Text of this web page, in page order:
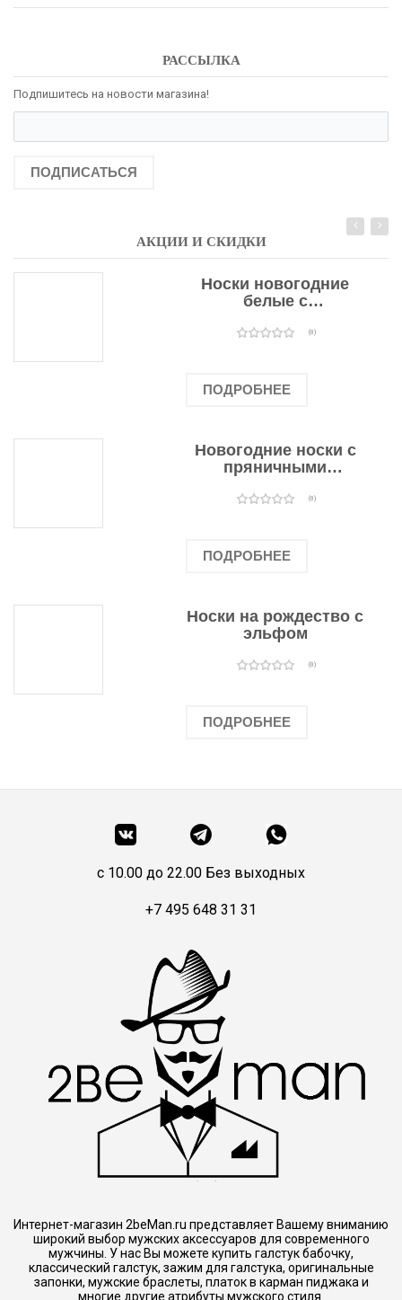
РАССЫЛКА
Подпишитесь на новости магазина!
ПОДПИСАТЬСЯ
АКЦИИ И СКИДКИ
Носки новогодние
белые с
оленями(0)
ПОДРОБНЕЕ
Новогодние носки с
пряничными
(0)
ПОДРОБНЕЕ
Носки на рождество с
эльфом
(0)
ПОДРОБНЕЕ
c 10.00 до 22.00 Без выходных
+7 495 648 31 31
Интернет-магазин 2beMan.ru представляет Вашему вниманию
широкий выбор мужских аксессуаров для современного
мужчины. У нас Вы можете купить галстук бабочку,
классический галстук, зажим для галстука, оригинальные
запонки, мужские браслеты, платок в карман пиджака и
многие другие атрибуты мужского стиля.